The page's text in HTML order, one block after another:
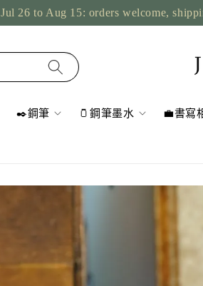
Jul 26 to Aug 15: orders welcome,
✒️鋼筆 🫙鋼筆墨水 💼書寫